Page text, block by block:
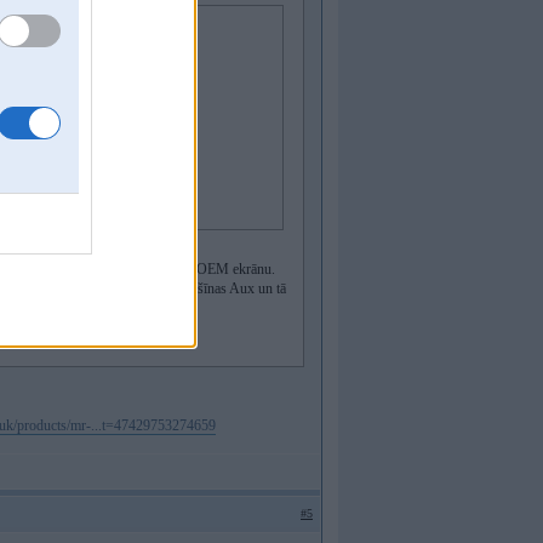
ekrānu - tādā veidā saglabāju OEM ekrānu.
skaņa iet no moduļa caur mašīnas Aux un tā
products/mr-...t=47429753274659
#5